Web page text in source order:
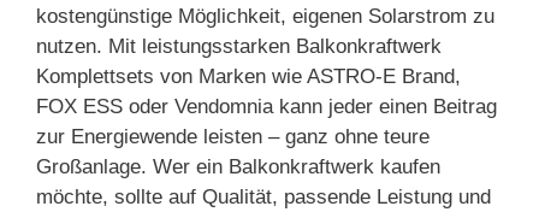
kostengünstige Möglichkeit, eigenen Solarstrom zu
nutzen. Mit leistungsstarken Balkonkraftwerk
Komplettsets von Marken wie ASTRO-E Brand,
FOX ESS oder Vendomnia kann jeder einen Beitrag
zur Energiewende leisten – ganz ohne teure
Großanlage. Wer ein Balkonkraftwerk kaufen
möchte, sollte auf Qualität, passende Leistung und